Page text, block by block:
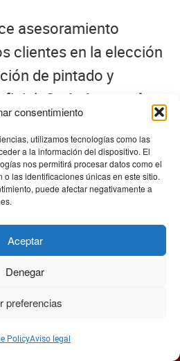
consentimiento
utilizamos tecnologías como las
a la información del dispositivo. El
nos permitirá procesar datos como el
las identificaciones únicas en este sitio.
puede afectar negativamente a
Aceptar
Denegar
preferencias
PolicyAviso legal
asesoramiento
clientes en la elección
de pintado y
Optimizamos los
unos costes
con la normativa
del proyecto.
el proceso: pintado,
premontaje,
así al cliente
tiempo y dinero.
utilizamos “cookies”para ofrecerte
posible. Si continúas